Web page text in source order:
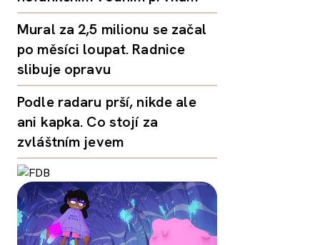
Mural za 2,5 milionu se začal
po měsíci loupat. Radnice
slibuje opravu
Podle radaru prší, nikde ale
ani kapka. Co stojí za
zvláštním jevem